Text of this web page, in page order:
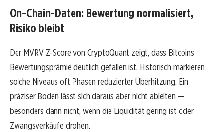
On-Chain-Daten: Bewertung normalisiert,
Risiko bleibt
Der MVRV Z-Score von CryptoQuant zeigt, dass Bitcoins
Bewertungsprämie deutlich gefallen ist. Historisch markieren
solche Niveaus oft Phasen reduzierter Überhitzung. Ein
präziser Boden lässt sich daraus aber nicht ableiten —
besonders dann nicht, wenn die Liquidität gering ist oder
Zwangsverkäufe drohen.